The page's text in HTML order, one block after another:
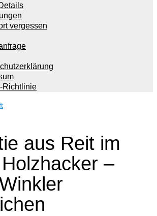
vergessen
Richtlinie
aus Reit im
–